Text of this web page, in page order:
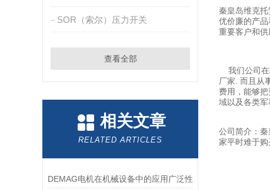
SOR（索尔）压力开关
查看全部
相关文章
RELATED ARTICLES
DEMAG电机在机械设备中的应用广泛性
秦皇岛维克
优价廉的产
重要客户和供
我们公司在
厂家. 而且从
费用，能够
域以及各类
公司简介：
家平时难于购